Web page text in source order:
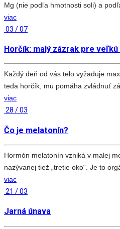
Mg (nie podľa hmotnosti soli) a
viac
03 / 07
Horčík: malý zázrak pre
Každý deň od vás telo vyžaduje
teda horčík, mu pomáha zvládnuť
viac
28 / 03
Čo je melatonín?
Hormón melatonín vzniká v malej
nazývanej tiež „tretie oko“. Je to
viac
21 / 03
Jarná únava